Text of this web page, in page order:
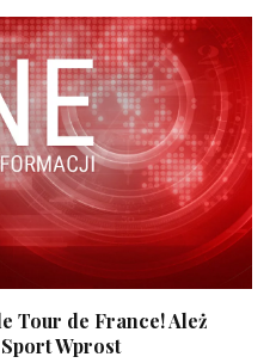
Tour de France! Ależ
Wprost